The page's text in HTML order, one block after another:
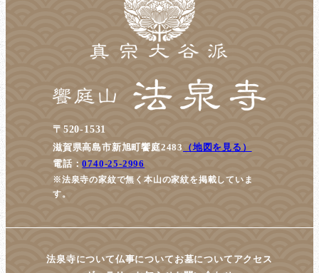
〒520-1531
滋賀県高島市新旭町饗庭2483
（地図を見る）
電話：0740-25-2996
※法泉寺の家紋で無く本山の家紋を掲載していま
す。
法泉寺について仏事について お墓について アクセス